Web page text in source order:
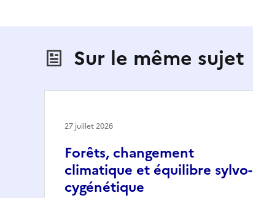
Sur le même sujet
Forêts, changement
climatique et équilibre sylvo-
cygénétique
27 juillet 2026